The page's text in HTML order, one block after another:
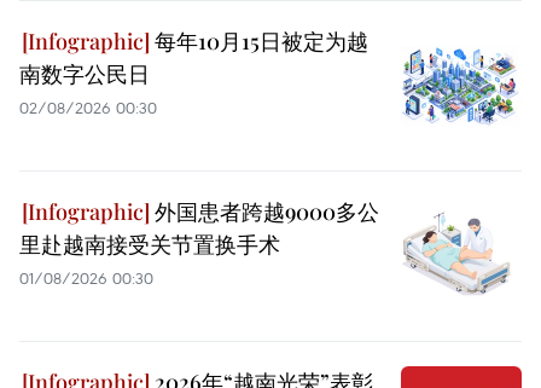
每年10月15日被定为越
南数字公民日
02/08/2026 00:30
外国患者跨越9000多公
里赴越南接受关节置换手术
01/08/2026 00:30